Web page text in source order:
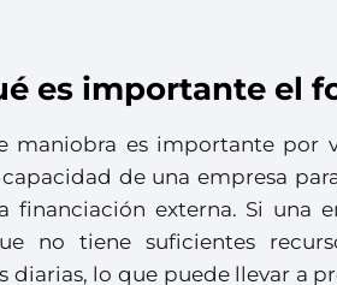
es importante el
maniobra es importante por
de una empresa
financiación externa. Si una
no tiene suficientes
diarias, lo que puede llevar a